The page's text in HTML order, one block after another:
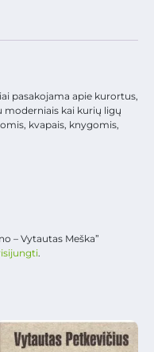
pasakojama apie kurortus,
moderniais kai kurių ligų
kvapais, knygomis,
– Vytautas Meška”
.